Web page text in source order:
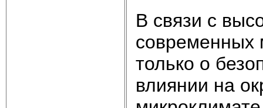
В связи с
современных
только о
влиянии на